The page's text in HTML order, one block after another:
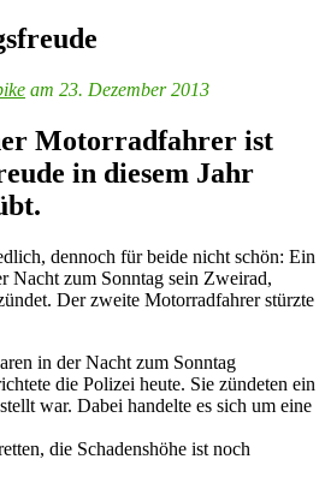
am 23. Dezember 2013
Motorradfahrer ist
in diesem Jahr
dennoch für beide nicht schön: Ein
Nacht zum Sonntag sein Zweirad,
Der zweite Motorradfahrer stürzte
in der Nacht zum Sonntag
die Polizei heute. Sie zündeten ein
war. Dabei handelte es sich um eine
die Schadenshöhe ist noch